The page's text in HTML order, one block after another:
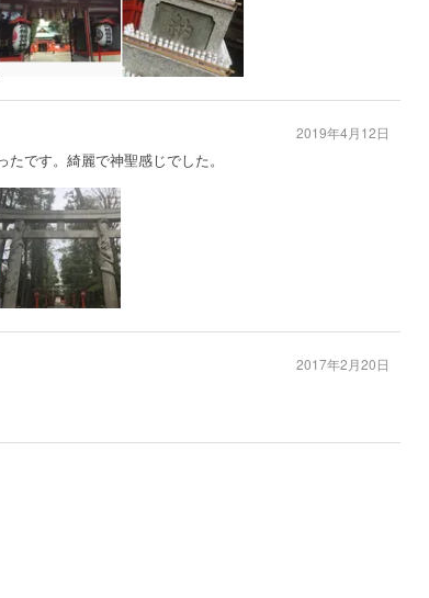
です。綺麗で神聖感じでした。
2019年4月12日
2017年2月20日